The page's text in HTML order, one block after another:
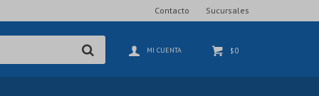
$0
Contacto Sucursales